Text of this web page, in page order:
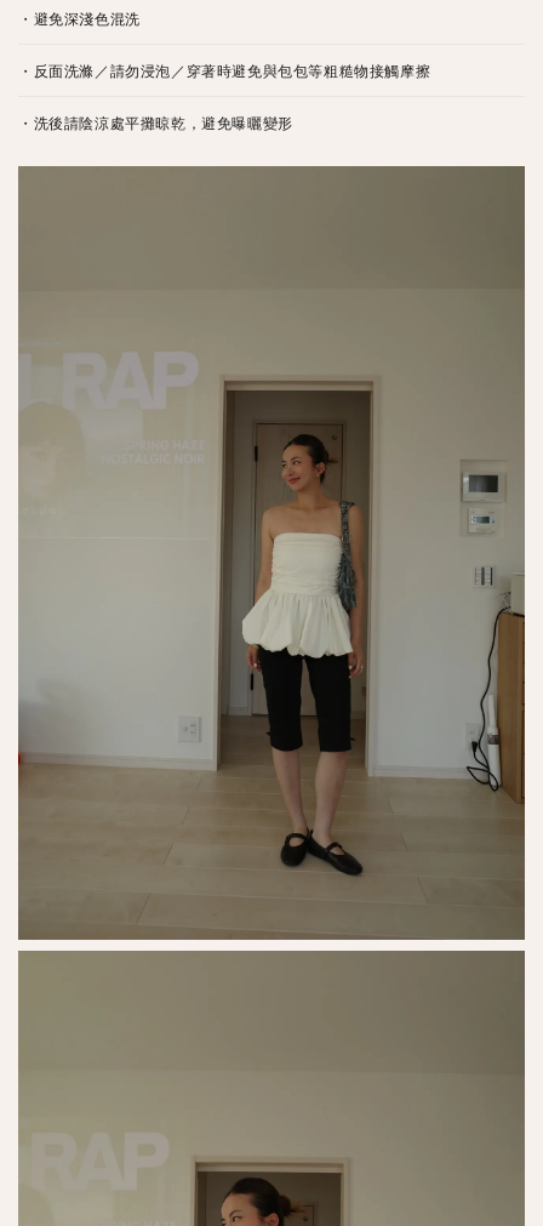
・避免深淺色混洗
・反面洗滌／請勿浸泡／穿著時避免與包包等粗糙物接觸摩擦
・洗後請陰涼處平攤晾乾，避免曝曬變形